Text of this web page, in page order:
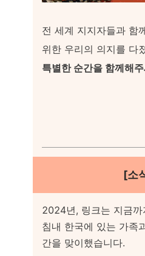
전 세계 지지자들과 함
위한 우리의 의지를 다
특별한 순간을 함께해
[소
2024년, 링크는 지금
침내 한국에 있는 가족
간을 맞이했습니다.